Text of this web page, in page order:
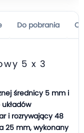
Do pobrania
5 x 3
średnicy 5 mm i
i rozrywający 48
25 mm, wykonany